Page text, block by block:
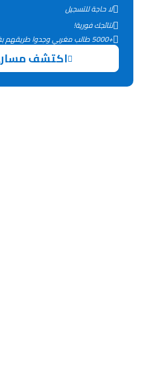
لا حاجة للتسجيل
نتائجك فورية!
+5000 طالب مغربي وجدوا طريقهم بفضل 9rayti.
اكتشف